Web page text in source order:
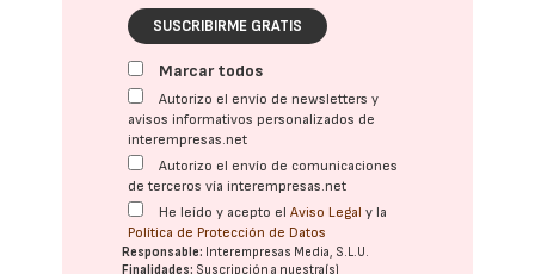
SUSCRIBIRME GRATIS
Marcar todos
Autorizo el envío de newsletters y
avisos informativos personalizados de
interempresas.net
Autorizo el envío de comunicaciones
de terceros vía interempresas.net
He leído y acepto elAviso Legal y la
Política de Protección de Datos
Responsable: Interempresas Media, S.L.U.
Finalidades: Suscripción a nuestra(s)